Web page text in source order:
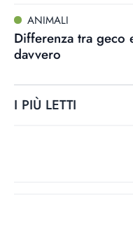
ANIMALI
Differenza tra geco
davvero
I PIÙ LETTI